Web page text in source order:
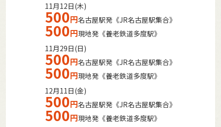
11月12日(木)
500円名古屋駅発《JR名古屋駅集合》
500円現地発《養老鉄道多度駅》
11月29日(日)
500円名古屋駅発《JR名古屋駅集合》
500円現地発《養老鉄道多度駅》
12月11日(金)
500円名古屋駅発《JR名古屋駅集合》
500円現地発《養老鉄道多度駅》